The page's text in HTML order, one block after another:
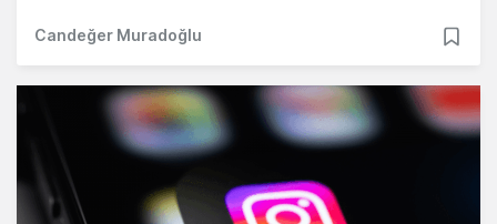
Candeğer Muradoğlu